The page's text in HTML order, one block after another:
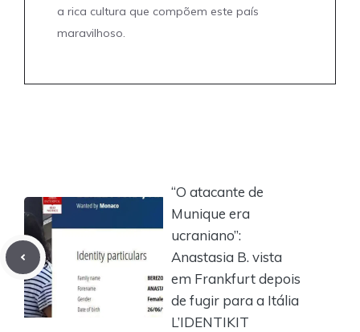
a rica cultura que compõem este país
maravilhoso.
“O atacante de
Munique era
ucraniano”:
Anastasia B. vista
em Frankfurt depois
de fugir para a Itália
L’IDENTIKIT